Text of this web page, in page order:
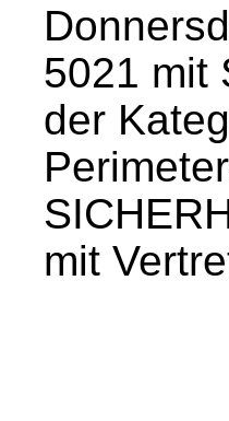
5021 mit
der
mit